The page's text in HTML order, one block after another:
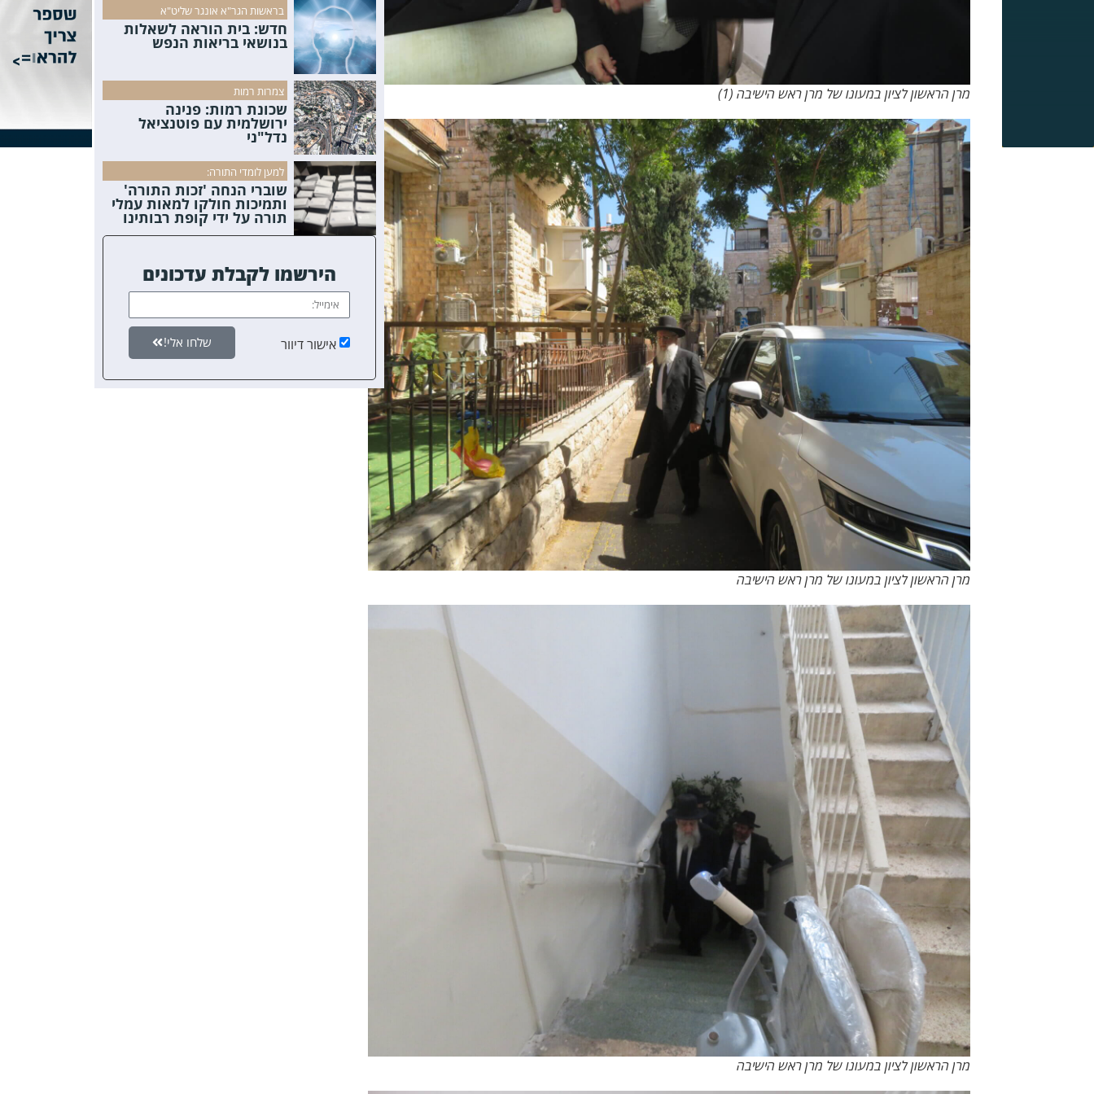
מרן הראשון לציון במעונו של מרן ראש הישיבה (1)
מרן הראשון לציון במעונו של מרן ראש הישיבה
מרן הראשון לציון במעונו של מרן ראש הישיבה
בראשות הגר"א אונגר שליט"א
חדש: בית הוראה לשאלות
בנושאי בריאות הנפש
צמרות רמות
שכונת רמות: פנינה
ירושלמית עם פוטנציאל
נדל"ני
למען לומדי התורה:
שוברי הנחה 'זכות התורה'
ותמיכות חולקו למאות עמלי
תורה על ידי קופת רבותינו
הירשמו לקבלת עדכונים
אישור דיוור שלחו אלי!